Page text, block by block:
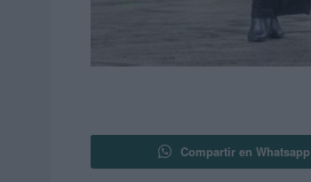
Compartir en Whatsapp